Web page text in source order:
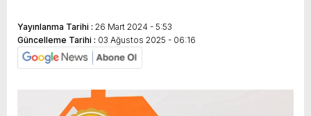
Yayınlanma Tarihi : 26 Mart 2024 - 5:53
Güncelleme Tarihi : 03 Ağustos 2025 - 06:16